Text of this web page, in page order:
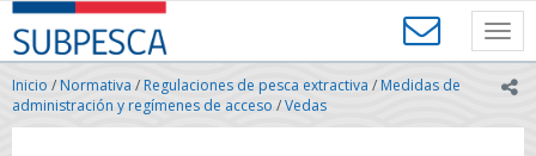
Contenido
principal
SUBPESCA
-
Subsecretaría
de
Pesca
Inicio /Normativa / Regulaciones de pesca extractiva / Medidas de
administración y regímenes de acceso /Vedas